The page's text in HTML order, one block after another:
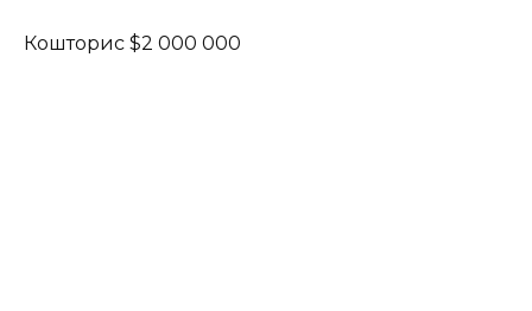
Кошторис $2 000 000